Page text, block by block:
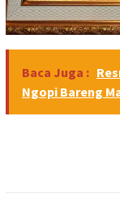
Baca Juga :
Ngopi Bareng